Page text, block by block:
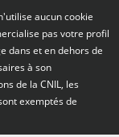
aucun cookie
pas votre profil
dans et en dehors de
à son
de la CNIL, les
exemptés de